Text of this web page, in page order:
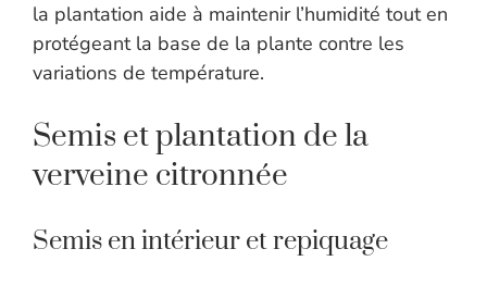
la plantation aide à maintenir l’humidité tout en
protégeant la base de la plante contre les
variations de température.
Semis et plantation de la
verveine citronnée
Semis en intérieur et repiquage